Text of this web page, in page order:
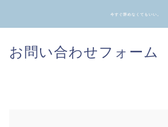
今すぐ辞めなくてもいい。
お問い合わせフォーム